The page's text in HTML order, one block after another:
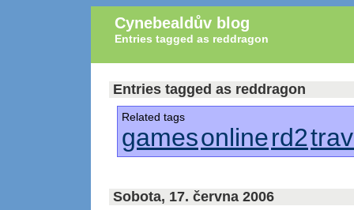
Cynebealdův blog
Entries tagged as reddragon
Entries tagged as reddragon
Related tags
gamesonlinerd2
Sobota, 17. června 2006